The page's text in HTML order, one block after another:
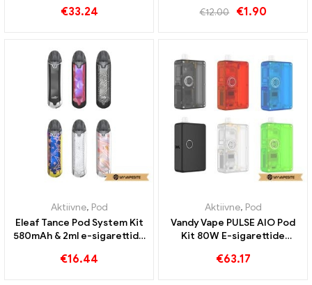
€33.24
hulgimüük丨Kohandatud
€12.00 €1.90
Aktiivne, Pod
Eleaf Tance Pod System Kit
580mAh & 2ml e-sigarettide
€16.44
Aktiivne, Pod
Vandy Vape PULSE AIO Pod
Kit 80W E-sigarettide
€63.17